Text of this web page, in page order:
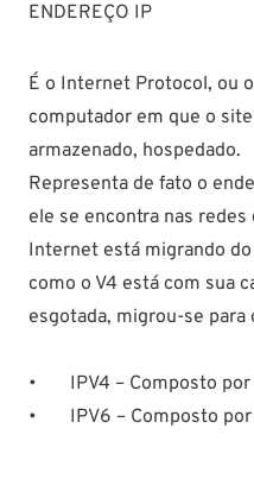
ENDEREÇO IP
É o Internet Protocol, ou
computador em que o
armazenado, hospedado.
Representa de fato o
ele se encontra nas
Internet está migrando do
como o V4 está com sua
esgotada, migrou-se
• IPV4 – Composto
• IPV6 – Composto